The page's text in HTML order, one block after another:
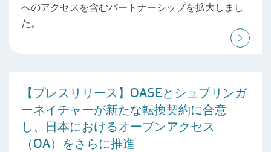
へのアクセスを含むパートナーシップを拡大しまし
た。
【プレスリリース】OASEとシュプリンガ
ーネイチャーが新たな転換契約に合意
し、日本におけるオープンアクセス
（OA）をさらに推進